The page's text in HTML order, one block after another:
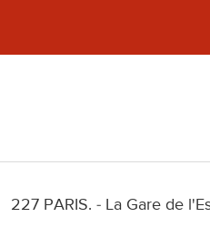
227 PARIS. - La Gare de